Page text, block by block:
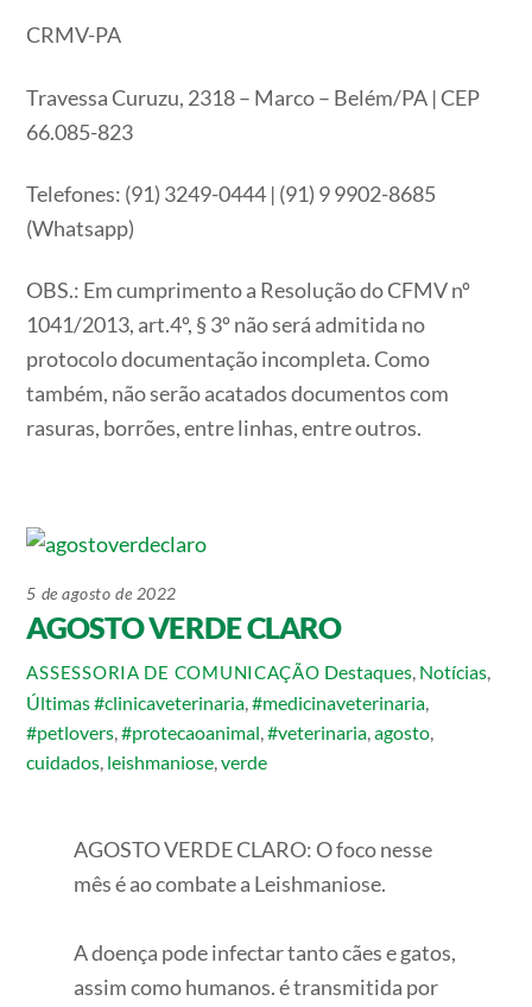
CRMV-PA
Travessa Curuzu, 2318 – Marco – Belém/PA | CEP
66.085-823
Telefones: (91) 3249-0444 | (91) 9 9902-8685
(Whatsapp)
OBS.: Em cumprimento a Resolução do CFMV nº
1041/2013, art.4º, § 3º não será admitida no
protocolo documentação incompleta. Como
também, não serão acatados documentos com
rasuras, borrões, entre linhas, entre outros.
5 de agosto de 2022
AGOSTO VERDE CLARO
ASSESSORIA DE COMUNICAÇÃO Destaques, Notícias,
Últimas#clinicaveterinaria,#medicinaveterinaria,
#petlovers,#protecaoanimal,#veterinaria,agosto,
cuidados, leishmaniose,verde
AGOSTO VERDE CLARO: O foco nesse
mês é ao combate a Leishmaniose.
A doença pode infectar tanto cães e gatos,
assim como humanos. é transmitida por